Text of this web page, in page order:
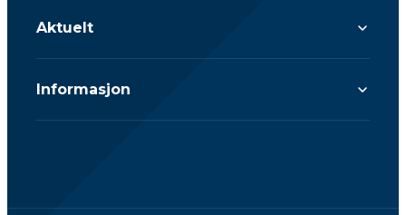
Aktuelt
Informasjon